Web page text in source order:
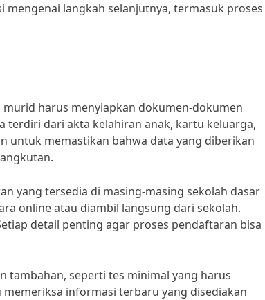
langkah selanjutnya, termasuk proses
harus menyiapkan dokumen-dokumen
terdiri dari akta kelahiran anak, kartu keluarga,
untuk memastikan bahwa data yang diberikan
yang tersedia di masing-masing sekolah dasar
online atau diambil langsung dari sekolah.
detail penting agar proses pendaftaran bisa
tambahan, seperti tes minimal yang harus
informasi terbaru yang disediakan